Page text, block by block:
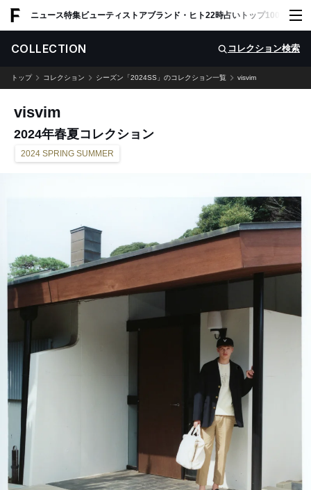
ニュース特集ビューティ ストアブランド・ヒト22時占い トップ100 スナッ
COLLECTION コレクション検索
トップ コレクション シーズン「2024SS」のコレクション一覧 visvim
visvim
2024年春夏コレクション
2024 SPRING SUMMER